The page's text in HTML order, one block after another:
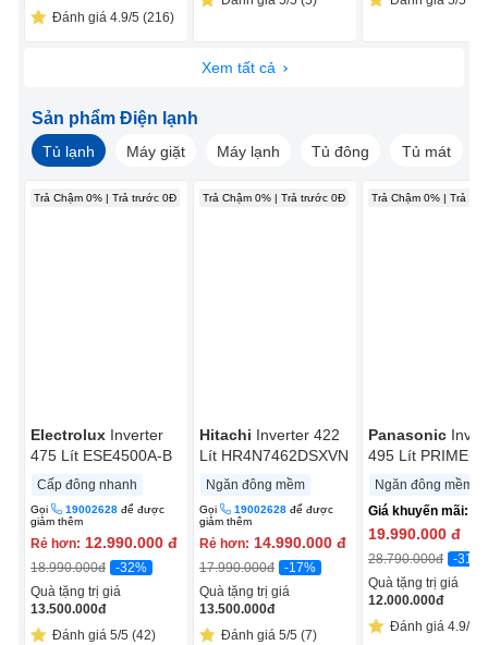
Đánh giá 4.9/5 (216)
Xem tất cả
Sản phẩm Điện lạnh
Tủ lạnh Máy giặt Máy lạnh Tủ đông Tủ mát
Trả Chậm 0% | Trả trước 0Đ
Electrolux Inverter
475 Lít ESE4500A-B
Cấp đông nhanh
Gọi 19002628 để được
giảm thêm
Rẻ hơn: 12.990.000 đ
18.990.000đ
-32%
Quà tặng trị giá
13.500.000đ
Đánh giá 5/5 (42)
Trả Chậm 0% | Trả trước 0Đ
Hitachi Inverter 422
Lít HR4N7462DSXVN
Ngăn đông mềm
Gọi 19002628 để được
giảm thêm
Rẻ hơn: 14.990.000 đ
17.990.000đ
-17%
Quà tặng trị giá
13.500.000đ
Đánh giá 5/5 (7)
Trả Chậm 0% | Trả
Panasonic
495 Lít PRIME+
Edition NR-
CW530HVK9
Ngăn đông mềm
Giá khuyến mãi:
19.990.000 đ
28.790.000đ
-31%
Quà tặng trị giá
12.000.000đ
Đánh giá 4.9/5